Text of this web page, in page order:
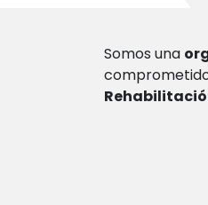
Somos una